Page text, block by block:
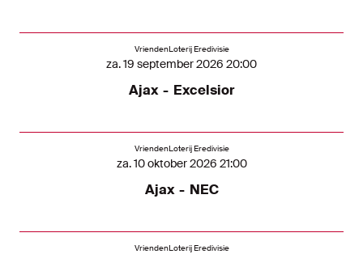
VriendenLoterij Eredivisie
za. 19 september 2026 20:00
Ajax - Excelsior
VriendenLoterij Eredivisie
za. 10 oktober 2026 21:00
Ajax - NEC
VriendenLoterij Eredivisie